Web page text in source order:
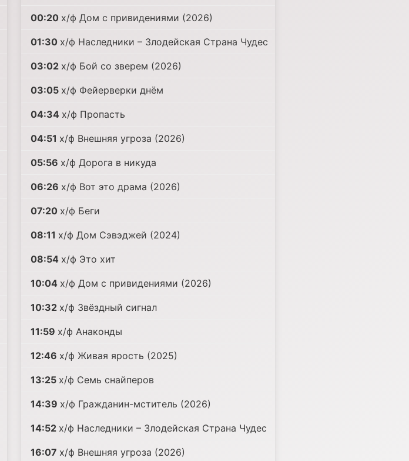
00:20 х/ф Дом с привидениями (2026)
01:30 х/ф Наследники – Злодейская Страна Чудес
03:02 х/ф Бой со зверем (2026)
03:05 х/ф Фейерверки днём
04:34 х/ф Пропасть
04:51 х/ф Внешняя угроза (2026)
05:56 х/ф Дорога в никуда
06:26 х/ф Вот это драма (2026)
07:20 х/ф Беги
08:11 х/ф Дом Сэвэджей (2024)
08:54 х/ф Это хит
10:04 х/ф Дом с привидениями (2026)
10:32 х/ф Звёздный сигнал
11:59 х/ф Анаконды
12:46 х/ф Живая ярость (2025)
13:25 х/ф Семь снайперов
14:39 х/ф Гражданин-мститель (2026)
14:52 х/ф Наследники – Злодейская Страна Чудес
16:07 х/ф Внешняя угроза (2026)